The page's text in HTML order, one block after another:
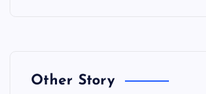
Other Story